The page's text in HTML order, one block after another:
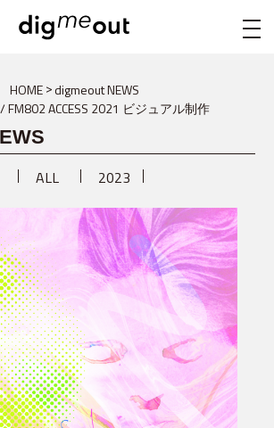
digmeout
HOME
digmeout NEWS
FM802 ACCESS 2021 ビジュアル制作
ALL 2023